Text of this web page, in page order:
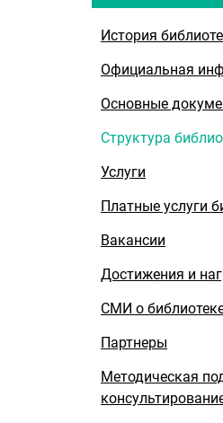
История
Официальная
Основные
Структура
Услуги
Платные услуги
Вакансии
Достижения и
СМИ о
Партнеры
Методическая